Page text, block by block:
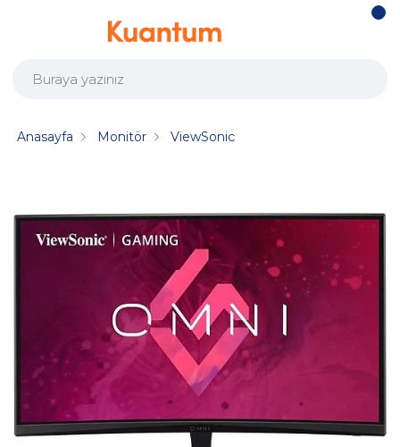
Anasayfa Monitör ViewSonic